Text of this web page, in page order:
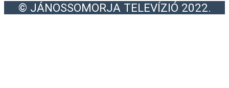
© JÁNOSSOMORJA TELEVÍZIÓ 2022.